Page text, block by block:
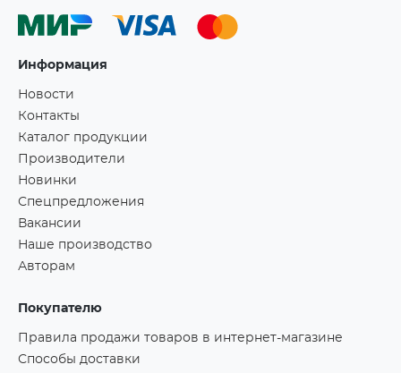
Информация
Новости
Контакты
Каталог продукции
Производители
Новинки
Спецпредложения
Вакансии
Наше производство
Авторам
Покупателю
Правила продажи товаров в интернет-магазине
Способы доставки